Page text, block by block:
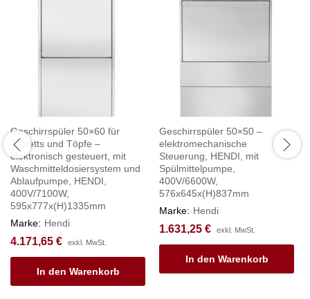
Geschirrspüler 50×60 für
Tabletts und Töpfe –
elektronisch gesteuert, mit
Waschmitteldosiersystem und
Ablaufpumpe, HENDI,
400V/7100W,
595x777x(H)1335mm
Marke: Hendi
4.171,65 € exkl. MwSt.
In den Warenkorb
Geschirrspüler 50×50 –
elektromechanische
Steuerung, HENDI, mit
Spülmittelpumpe,
400V/6600W,
576x645x(H)837mm
Marke: Hendi
1.631,25 € exkl. MwSt.
In den Warenkorb